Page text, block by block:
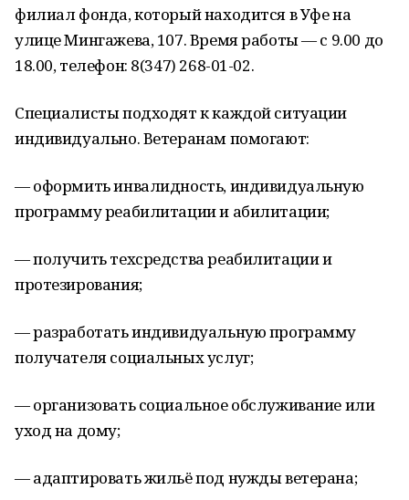
филиал фонда, который находится в Уфе на
улице Мингажева, 107. Время работы — с 9.00 до
18.00, телефон: 8(347) 268-01-02.
Специалисты подходят к каждой ситуации
индивидуально. Ветеранам помогают:
— оформить инвалидность, индивидуальную
программу реабилитации и абилитации;
— получить техсредства реабилитации и
протезирования;
— разработать индивидуальную программу
получателя социальных услуг;
— организовать социальное обслуживание или
уход на дому;
— адаптировать жильё под нужды ветерана;